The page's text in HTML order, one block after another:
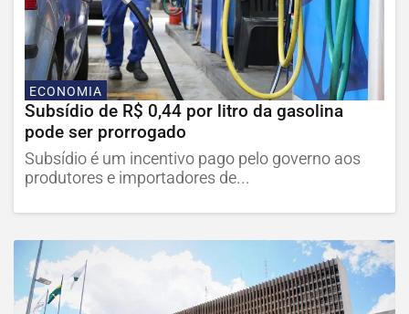
ECONOMIA
Subsídio de R$ 0,44 por litro da gasolina
pode ser prorrogado
Subsídio é um incentivo pago pelo governo aos
produtores e importadores de...